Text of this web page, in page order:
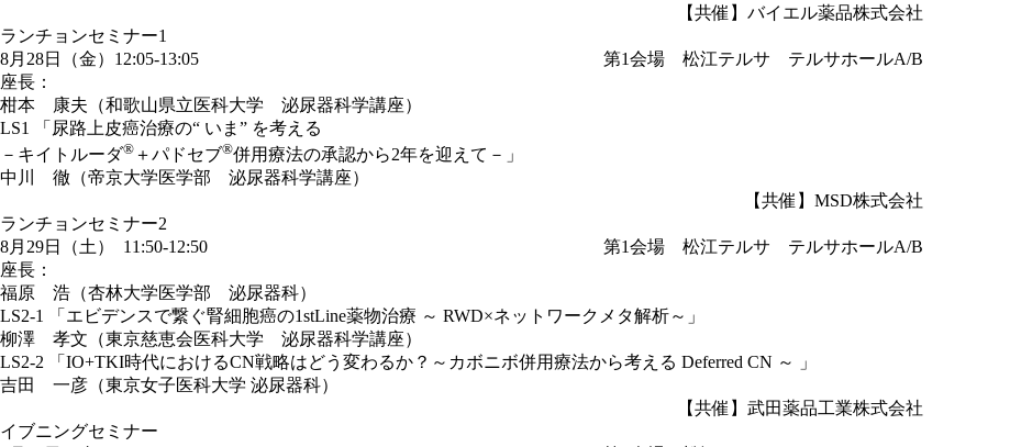
【共催】バイエル薬品株式会社
ランチョンセミナー1
8月28日（金）12:05-13:05
第1会場 松江テルサ テルサホールA/B
座長：
柑本 康夫（和歌山県立医科大学 泌尿器科学講座）
LS1 「尿路上皮癌治療の“ いま” を考える
－キイトルーダ® ＋パドセブ®併用療法の承認から2年を迎えて－」
中川 徹（帝京大学医学部 泌尿器科学講座）
【共催】MSD株式会社
ランチョンセミナー2
8月29日（土） 11:50-12:50
第1会場 松江テルサ テルサホールA/B
座長：
福原 浩（杏林大学医学部 泌尿器科）
LS2-1 「エビデンスで繋ぐ腎細胞癌の1stLine薬物治療 ～ RWD×ネットワークメタ解析～」
柳澤 孝文（東京慈恵会医科大学 泌尿器科学講座）
LS2-2 「IO+TKI時代におけるCN戦略はどう変わるか？～カボニボ併用療法から考える Deferred CN ～ 」
吉田 一彦（東京女子医科大学 泌尿器科）
【共催】武田薬品工業株式会社
イブニングセミナー